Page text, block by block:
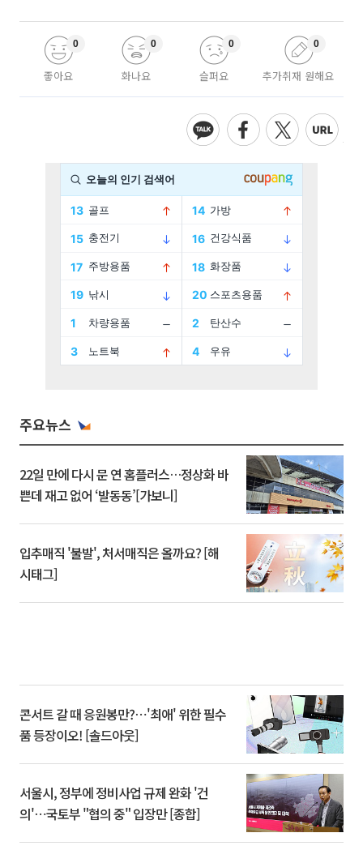
좋아요
0
화나요
0
슬퍼요
0
추가취재 원해요
0
주요뉴스
22일 만에 다시 문 연 홈플러스…정상화 바
쁜데 재고 없어 ‘발동동’[가보니]
입추매직 '불발', 처서매직은 올까요? [해
시태그]
콘서트 갈 때 응원봉만?⋯'최애' 위한 필수
품 등장이오! [솔드아웃]
서울시, 정부에 정비사업 규제 완화 '건
의'⋯국토부 "협의 중" 입장만 [종합]